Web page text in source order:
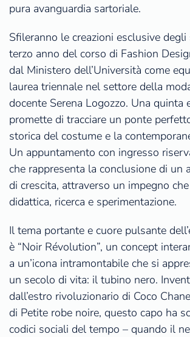
pura avanguardia sartoriale.
Sfileranno le creazioni esclusive
terzo anno del corso di Fashion
dal Ministero dell’Università come
laurea triennale nel settore della
docente Serena Logozzo. Una quinta
promette di tracciare un ponte
storica del costume e la
Un appuntamento con ingresso
che rappresenta la conclusione di un
di crescita, attraverso un impegno
didattica, ricerca e sperimentazione.
Il tema portante e cuore pulsante
è “Noir Révolution”, un concept
a un’icona intramontabile che si
un secolo di vita: il tubino nero.
dall’estro rivoluzionario di Coco
di Petite robe noire, questo capo ha
codici sociali del tempo – quando il